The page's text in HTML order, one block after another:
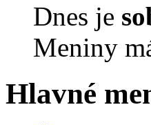
Dnes je
Meniny
Hlavné